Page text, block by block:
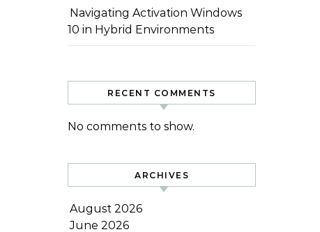
Navigating Activation Windows
10 in Hybrid Environments
RECENT COMMENTS
No comments to show.
ARCHIVES
August 2026
June 2026